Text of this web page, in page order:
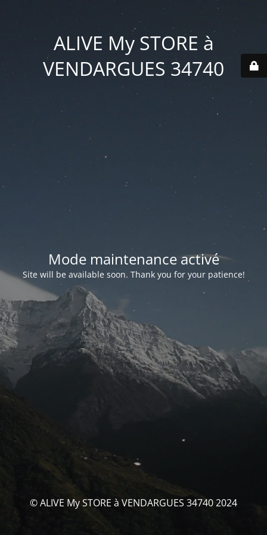
ALIVE My STORE à
VENDARGUES 34740
Mode maintenance activé
Site will be available soon. Thank you for your patience!
© ALIVE My STORE à VENDARGUES 34740 2024